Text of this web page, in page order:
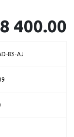
400.00
83-AJ